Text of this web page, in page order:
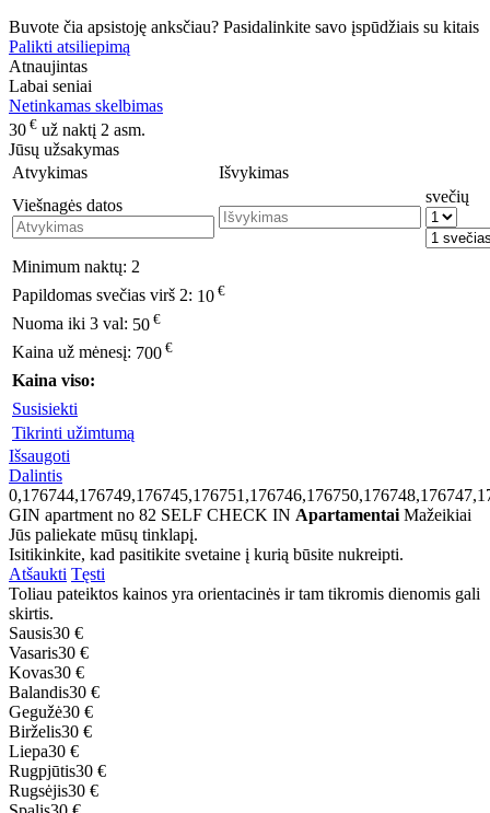
Buvote čia apsistoję anksčiau? Pasidalinkite savo įspūdžiais su kitais
Palikti atsiliepimą
Atnaujintas
Labai seniai
Netinkamas skelbimas
30 € už naktį 2 asm.
Jūsų užsakymas
Atvykimas
Išvykimas
Viešnagės datos
svečių
Minimum naktų: 2
Papildomas svečias virš 2: 10 €
Nuoma iki 3 val: 50 €
Kaina už mėnesį: 700 €
Kaina viso:
Susisiekti
Tikrinti užimtumą
Išsaugoti
Dalintis
GIN apartment no 82 SELF CHECK IN Apartamentai Mažeikiai
Jūs paliekate mūsų tinklapį.
Isitikinkite, kad pasitikite svetaine į kurią būsite nukreipti.
Atšaukti Tęsti
Toliau pateiktos kainos yra orientacinės ir tam tikromis dienomis gali
skirtis.
Sausis30 €
Vasaris30 €
Kovas30 €
Balandis30 €
Gegužė30 €
Birželis30 €
Liepa30 €
Rugpjūtis30 €
Rugsėjis30 €